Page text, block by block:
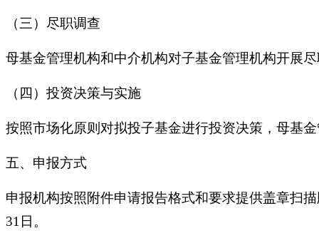
（三）尽职调查
母基金管理机构和中介机构对子基金管理机构开展
（四）投资决策与实施
按照市场化原则对拟投子基金进行投资决策，母基
五、申报方式
申报机构按照附件申请报告格式和要求提供盖章扫
31日。